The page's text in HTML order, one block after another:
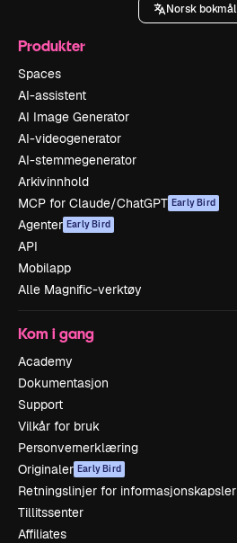
Norsk bokmål
Produkter
Spaces
AI-assistent
AI Image Generator
AI-videogenerator
AI-stemmegenerator
Arkivinnhold
MCP for Claude/ChatGPT Early Bird
Agenter Early Bird
API
Mobilapp
Alle Magnific-verktøy
Kom i gang
Academy
Dokumentasjon
Support
Vilkår for bruk
Personvernerklæring
Originaler Early Bird
Retningslinjer for informasjonskapsler
Tillitssenter
Affiliates